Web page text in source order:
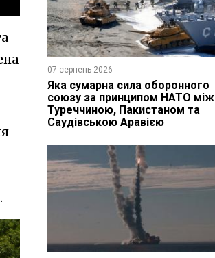
07 серпень 2026
Яка сумарна сила оборонного
союзу за принципом НАТО між
Туреччиною, Пакистаном та
Саудівською Аравією